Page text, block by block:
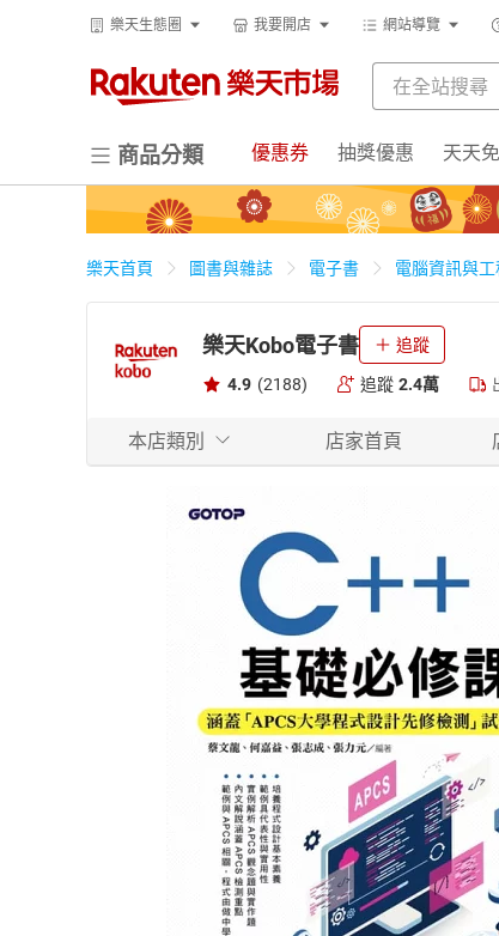
樂天生態圈 我要開店 網站導覽
商品分類 優惠券 抽獎優惠 天天
樂天首頁 圖書與雜誌 電子書 電腦資訊與工
樂天Kobo電子書 追蹤
4.9 (2188) 追蹤 2.4萬
本店類別 店家首頁